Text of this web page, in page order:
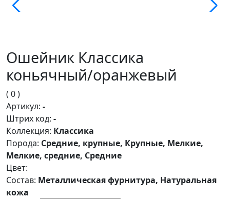
Ошейник Классика
коньячный/оранжевый
( 0 )
Артикул: -
Штрих код: -
Коллекция: Классика
Порода: Средние, крупные, Крупные, Мелкие,
Мелкие, средние, Средние
Цвет:
Состав: Металлическая фурнитура, Натуральная
кожа